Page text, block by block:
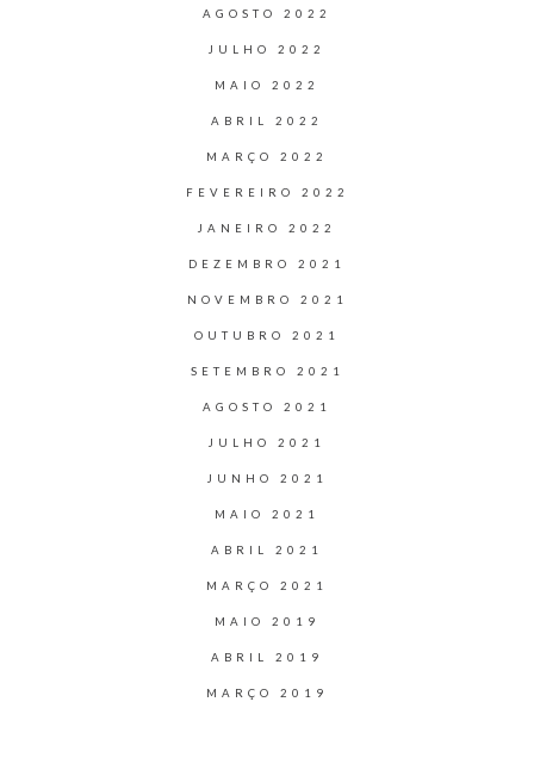
AGOSTO 2022
JULHO 2022
MAIO 2022
ABRIL 2022
MARÇO 2022
FEVEREIRO 2022
JANEIRO 2022
DEZEMBRO 2021
NOVEMBRO 2021
OUTUBRO 2021
SETEMBRO 2021
AGOSTO 2021
JULHO 2021
JUNHO 2021
MAIO 2021
ABRIL 2021
MARÇO 2021
MAIO 2019
ABRIL 2019
MARÇO 2019